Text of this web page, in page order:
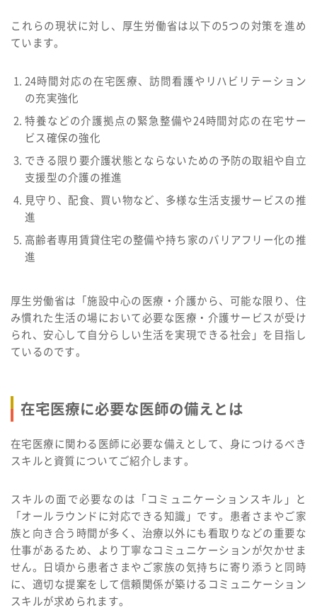
これらの現状に対し、厚生労働省は以下の5つの対策を進め
ています。
24時間対応の在宅医療、訪問看護やリハビリテーション
の充実強化
特養などの介護拠点の緊急整備や24時間対応の在宅サー
ビス確保の強化
できる限り要介護状態とならないための予防の取組や自立
支援型の介護の推進
見守り、配食、買い物など、多様な生活支援サービスの推
進
高齢者専用賃貸住宅の整備や持ち家のバリアフリー化の推
進
厚生労働省は「施設中心の医療・介護から、可能な限り、住
み慣れた生活の場において必要な医療・介護サービスが受け
られ、安心して自分らしい生活を実現できる社会」を目指し
ているのです。
在宅医療に必要な医師の備えとは
在宅医療に関わる医師に必要な備えとして、身につけるべき
スキルと資質についてご紹介します。
スキルの面で必要なのは「コミュニケーションスキル」と
「オールラウンドに対応できる知識」です。患者さまやご家
族と向き合う時間が多く、治療以外にも看取りなどの重要な
仕事があるため、より丁寧なコミュニケーションが欠かせま
せん。日頃から患者さまやご家族の気持ちに寄り添うと同時
に、適切な提案をして信頼関係が築けるコミュニケーション
スキルが求められます。